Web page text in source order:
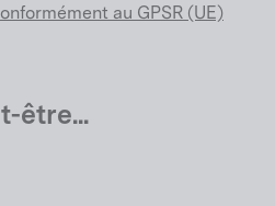
au GPSR (UE)
être...